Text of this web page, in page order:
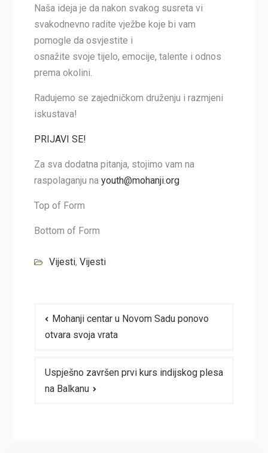
Naša ideja je da nakon svakog susreta vi
svakodnevno radite vježbe koje bi vam
pomogle da osvjestite i
osnažite svoje tijelo, emocije, talente i odnos
prema okolini.
Radujemo se zajedničkom druženju i razmjeni
iskustava!
PRIJAVI SE!
Za sva dodatna pitanja, stojimo vam na
raspolaganju na youth@mohanji.org
Top of Form
Bottom of Form
Vijesti, Vijesti
članaka
Mohanji centar u Novom Sadu ponovo
otvara svoja vrata
Uspješno završen prvi kurs indijskog plesa
na Balkanu